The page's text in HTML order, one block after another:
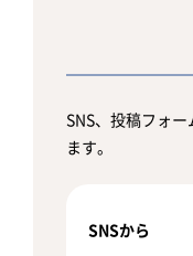
SNS、投稿フォ
ます。
SNSから